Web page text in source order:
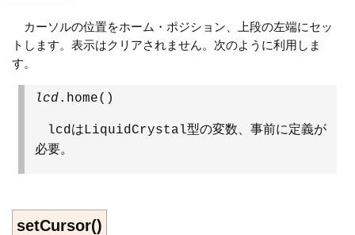
カーソルの位置をホーム・ポジション、上段の左端にセッ
トします。表示はクリアされません。次のように利用しま
す。
lcd.home()
lcdはLiquidCrystal型の変数、事前に定義が
必要。
setCursor()